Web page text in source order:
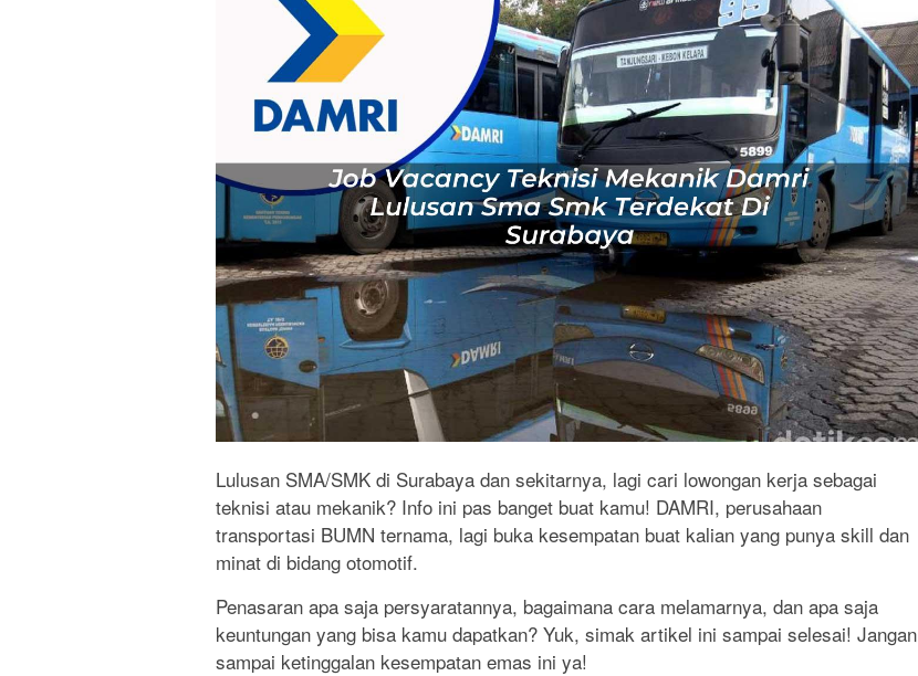
Lulusan SMA/SMK di Surabaya dan sekitarnya, lagi cari lowongan kerja sebagai
teknisi atau mekanik? Info ini pas banget buat kamu! DAMRI, perusahaan
transportasi BUMN ternama, lagi buka kesempatan buat kalian yang punya skill dan
minat di bidang otomotif.
Penasaran apa saja persyaratannya, bagaimana cara melamarnya, dan apa saja
keuntungan yang bisa kamu dapatkan? Yuk, simak artikel ini sampai selesai! Jangan
sampai ketinggalan kesempatan emas ini ya!